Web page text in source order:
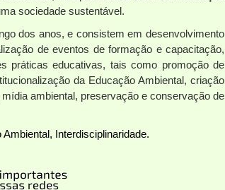
sociedade sustentável.
dos anos, e consistem em desenvolvimento
de eventos de formação e capacitação,
práticas educativas, tais como promoção de
da Educação Ambiental, criação
ambiental, preservação e conservação de
Interdisciplinaridade.